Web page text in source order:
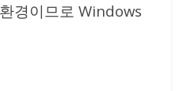
경이므로 Windows